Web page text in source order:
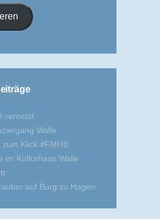
vernetzt
Walle
zum Klick #FMHB
im Kulturhaus Walle
auf Burg zu Hagen